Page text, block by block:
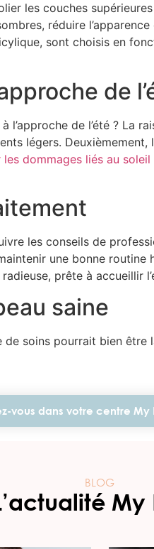
les couches
réduire
sont choisis en
de
de l’été ? La
légers.
dommages liés au soleil
les conseils de
une bonne
prête à accueillir
saine
soins pourrait bien
vous dans votre centre My
BLOG
My